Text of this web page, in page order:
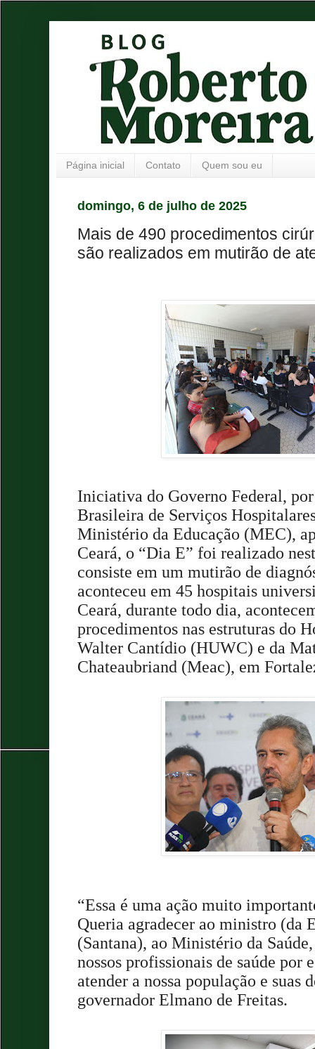
Página inicial Contato Quem sou eu
domingo, 6 de julho de 2025
Mais de 490 procedimentos
são realizados em mutirão de
Iniciativa do Governo Federal,
Brasileira de Serviços
Ministério da Educação (MEC),
Ceará, o “Dia E” foi realizado
consiste em um mutirão de
aconteceu em 45 hospitais
Ceará, durante todo dia,
procedimentos nas estruturas do
Walter Cantídio (HUWC) e da
Chateaubriand (Meac), em
“Essa é uma ação muito
Queria agradecer ao ministro (da
(Santana), ao Ministério da
nossos profissionais de saúde por
atender a nossa população e suas
governador Elmano de Freitas.